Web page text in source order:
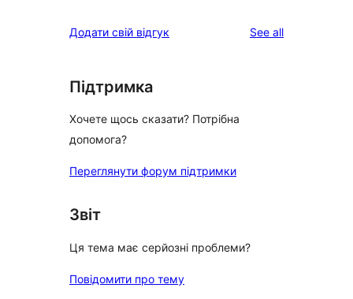
reviews
star
Додати свій відгук See allreviews
Підтримка
Хочете щось сказати? Потрібна
допомога?
Переглянути форум підтримки
Звіт
Ця тема має серйозні проблеми?
Повідомити про тему